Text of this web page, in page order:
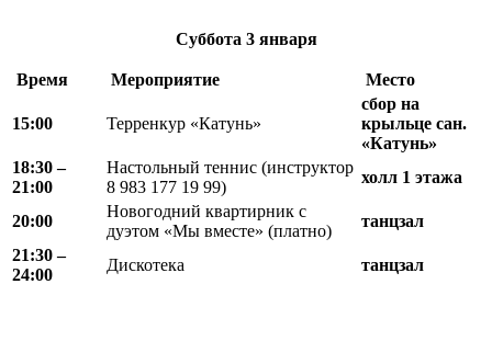
Суббота 3 января
Время Мероприятие Место
15:00 Терренкур «Катунь»
сбор на
крыльце сан.
«Катунь»
18:30 –
21:00
Настольный теннис (инструктор
8 983 177 19 99)
холл 1 этажа
20:00
Новогодний квартирник с
дуэтом «Мы вместе» (платно)
танцзал
21:30 –
24:00
Дискотека танцзал